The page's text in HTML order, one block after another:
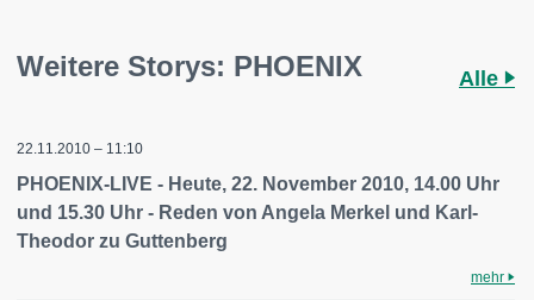
Weitere Storys: PHOENIX Alle
22.11.2010 – 11:10
PHOENIX-LIVE - Heute, 22. November 2010, 14.00 Uhr
und 15.30 Uhr - Reden von Angela Merkel und Karl-
Theodor zu Guttenberg
mehr